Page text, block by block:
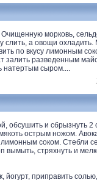
морковь,
слить, а овощи
по вкусу лимонным
залить разведенным
натертым сыром....
обсушить и сбрызнуть 2
острым ножом.
лимонным соком. Стебли
вымыть, стряхнуть и
йогурт, приправить